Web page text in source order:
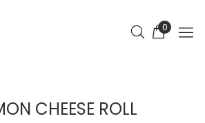
0
CHEESE ROLL